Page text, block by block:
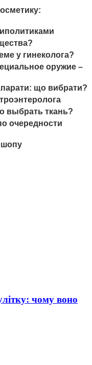
у гинеколога?
оружие –
що вибрати?
выбрать ткань?
очередности
чому воно